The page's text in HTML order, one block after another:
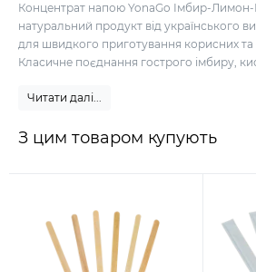
Концентрат напою YonaGo Імбир-
натуральний продукт від українського
для швидкого приготування корисних та
Класичне поєднання гострого імбиру,
Читати далі...
З цим товаром купують